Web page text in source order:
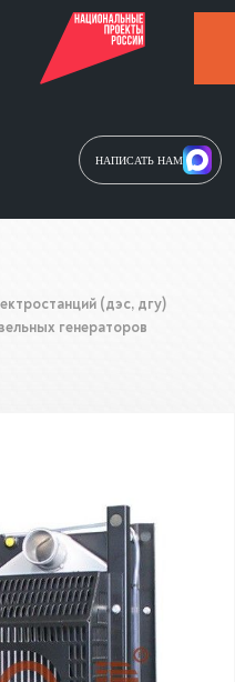
НАПИСАТЬ НАМ
(дэс, дгу)
генераторов